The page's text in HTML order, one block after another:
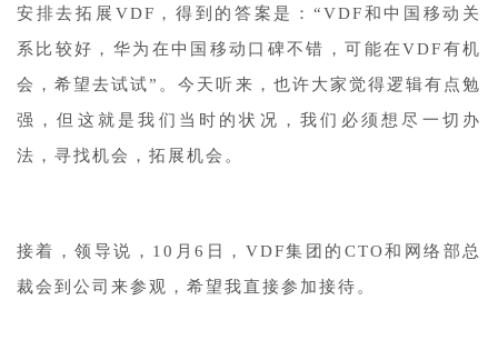
安排去拓展VDF，得到的答案是：“VDF和中国移动关
系比较好，华为在中国移动口碑不错，可能在VDF有机
会，希望去试试”。今天听来，也许大家觉得逻辑有点勉
强，但这就是我们当时的状况，我们必须想尽一切办
法，寻找机会，拓展机会。
接着，领导说，10月6日，VDF集团的CTO和网络部总
裁会到公司来参观，希望我直接参加接待。